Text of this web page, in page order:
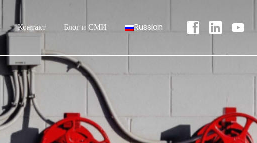
Контакт Блог и СМИ Russian